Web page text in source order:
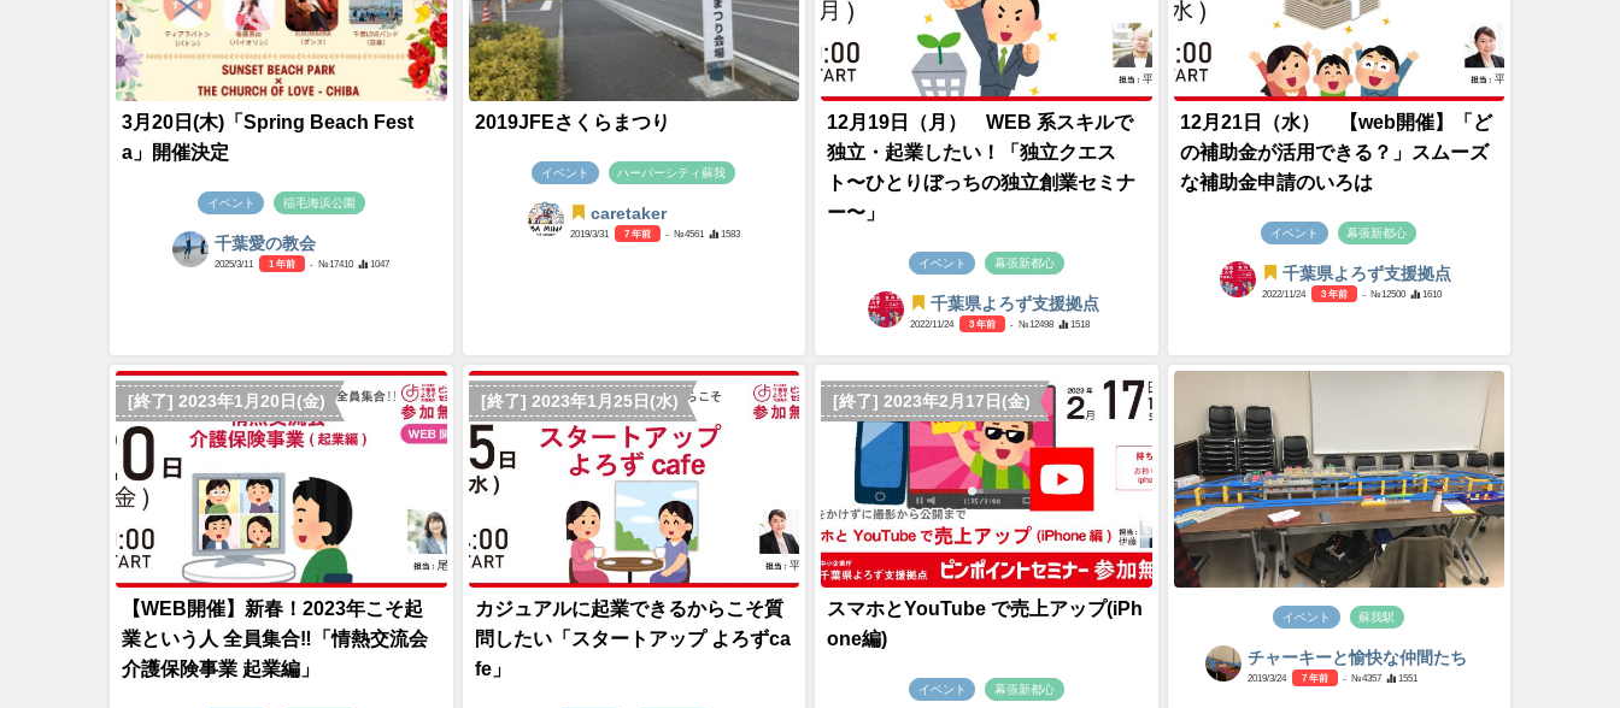
3月20日(木)「Spring Beach Fest
a」開催決定
イベント 稲毛海浜公園
千葉愛の教会
2025/3/11 1 年前 - №17410 1047
2019JFEさくらまつり
イベント ハーバーシティ蘇我
caretaker
2019/3/31 7 年前 - №4561 1583
12月19日（月） WEB 系スキルで
独立・起業したい！「独立クエス
ト〜ひとりぼっちの独立創業セミナ
ー〜」
イベント 幕張新都心
千葉県よろず支援拠点
2022/11/24 3 年前 - №12498 1518
12月21日（水） 【web開催】「ど
の補助金が活用できる？」スムーズ
な補助金申請のいろは
イベント 幕張新都心
千葉県よろず支援拠点
2022/11/24 3 年前 - №12500 1610
[終了] 2023年1月20日(金)
【WEB開催】新春！2023年こそ起
業という人 全員集合‼「情熱交流会
介護保険事業 起業編」
[終了] 2023年1月25日(水)
カジュアルに起業できるからこそ質
問したい「スタートアップ よろずca
fe」
[終了] 2023年2月17日(金)
スマホとYouTube で売上アップ(iPh
one編)
イベント 幕張新都心
イベント 蘇我駅
チャーキーと愉快な仲間たち
2019/3/24 7 年前 - №4357 1551